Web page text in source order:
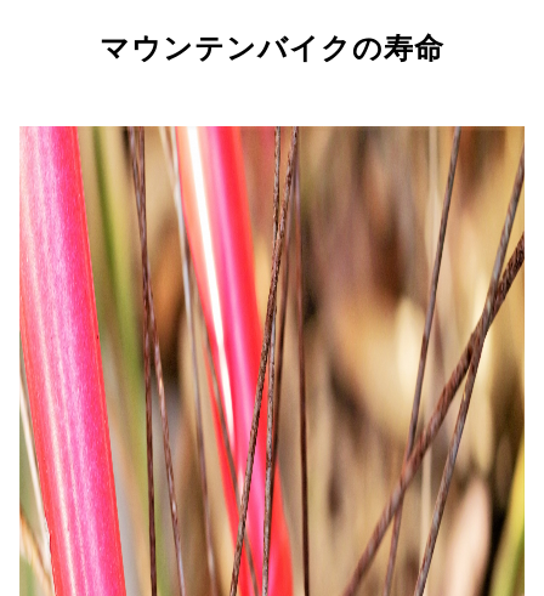
マウンテンバイクの寿命